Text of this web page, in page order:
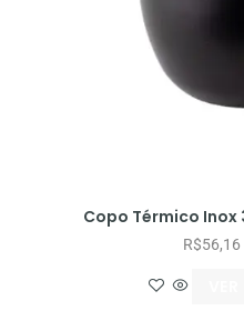
Copo Térmico
R$56,16